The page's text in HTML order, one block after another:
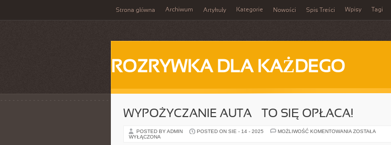
Strona główna Archiwum Artykuły Kategorie Nowości Spis Treści Wpisy Tagi
ROZRYWKA DLA KAŻDEGO
WYPOŻYCZANIE AUTA – TO SIĘ OPŁACA!
POSTED BY ADMIN POSTED ON SIE - 14 - 2025 MOŻLIWOŚĆ KOMENTOWANIA WYPOŻYCZANIE
ZOSTAŁA
WYŁĄCZONA